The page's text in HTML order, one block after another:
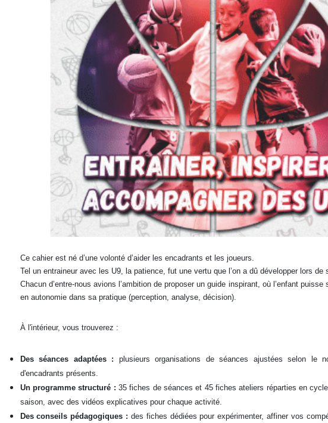
Ce cahier est né d’une volonté d’aider les encadrants et les joueurs.
Tel un entraineur avec les U9, la patience, fut une vertu que l’on a dû développer lors de
Chacun d’entre-nous avions l’ambition de proposer un guide inspirant, où l’enfant puisse
en autonomie dans sa pratique (perception, analyse, décision).
À l'intérieur, vous trouverez :
Des séances adaptées : plusieurs organisations de séances ajustées selon le
d'encadrants présents.
Un programme structuré : 35 fiches de séances et 45 fiches ateliers réparties en
saison, avec des vidéos explicatives pour chaque activité.
Des conseils pédagogiques : des fiches dédiées pour expérimenter, affiner vos